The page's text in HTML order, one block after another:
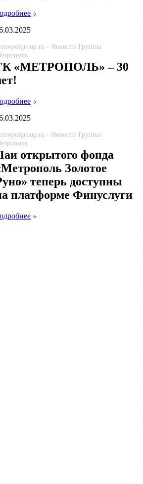
- Новости Группы
«МЕТРОПОЛЬ» – 30
- Новости Группы
открытого фонда
Золотое
теперь доступны
платформе Финуслуги